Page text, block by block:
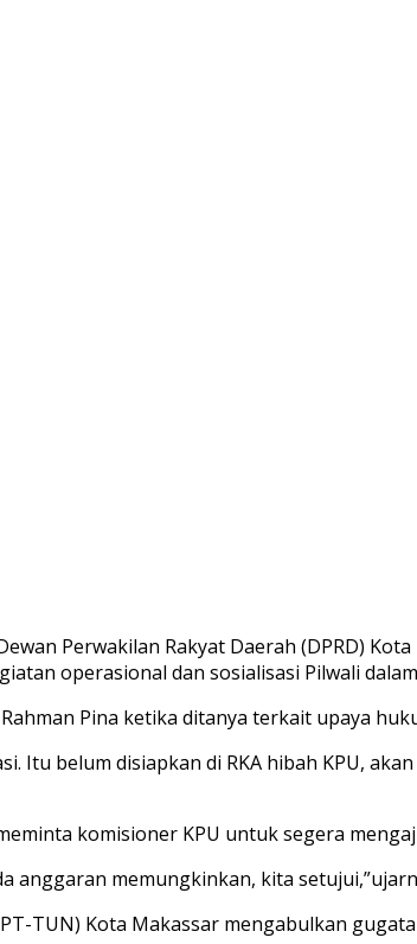
Dewan Perwakilan Rakyat Daerah (DPRD)
operasional dan sosialisasi Pilwali
Pina ketika ditanya terkait upaya
Itu belum disiapkan di RKA hibah KPU,
komisioner KPU untuk segera
anggaran memungkinkan, kita
TUN) Kota Makassar mengabulkan